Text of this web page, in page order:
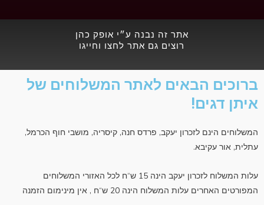
b
o
o
k
אתר זה נבנה ע״י אופק כהן
רוצים גם אתר לחצו וחייגו
ברוכים הבאים לאתר המשלוחים של
איתן דגים!
המשלוחים הינם לזכרון יעקב, פרדס חנה, קיסריה, מושבי חוף הכרמל,
עתלית, אור עקיבא.
עלות המשלוח לזכרון יעקב הינה 15 ש“ח לכל האזורי המשלוחים
המפורטים האחרים עלות המשלוח הינה 20 ש“ח , אין מינימום הזמנה